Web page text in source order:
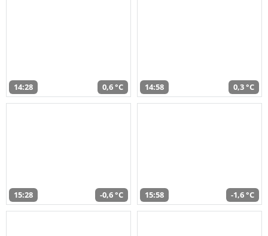
14:28 0,6 °C 14:58 0,3 °C
15:28 -0,6 °C 15:58 -1,6 °C